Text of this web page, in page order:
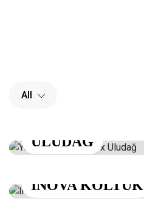
All
ULUDAĞ
INOVA KOLTUK